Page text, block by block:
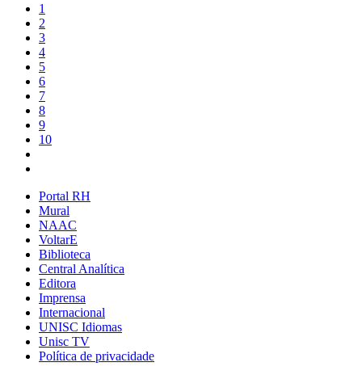
1
2
3
4
5
6
7
8
9
10
Portal RH
Mural
NAAC
VoltarE
Biblioteca
Central Analítica
Editora
Imprensa
Internacional
UNISC Idiomas
Unisc TV
Política de privacidade